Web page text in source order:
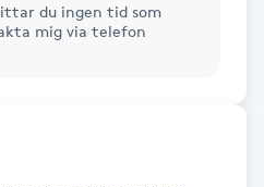
du ingen tid som
mig via telefon